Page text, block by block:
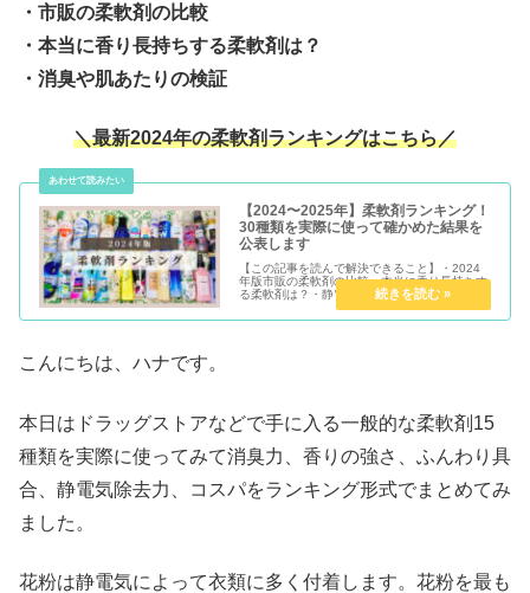
・市販の柔軟剤の比較
・本当に香り長持ちする柔軟剤は？
・消臭や肌あたりの検証
＼最新2024年の柔軟剤ランキングはこちら／
【2024〜2025年】柔軟剤ランキング！
30種類を実際に使って確かめた結果を
公表します
【この記事を読んで解決できること】・2024
年版市販の柔軟剤の比較・本当に香り長持ちす
る柔軟剤は？・静電気防ぐ柔軟剤は？世の中に
は無数の柔軟剤が発売されていて、自分に合っ
た柔軟剤を探すのに苦労しますよね。当ブログ
こんにちは、ハナです。
本日はドラッグストアなどで手に入る一般的な柔軟剤15
種類を実際に使ってみて消臭力、香りの強さ、ふんわり具
合、静電気除去力、コスパをランキング形式でまとめてみ
ました。
花粉は静電気によって衣類に多く付着します。花粉を最も